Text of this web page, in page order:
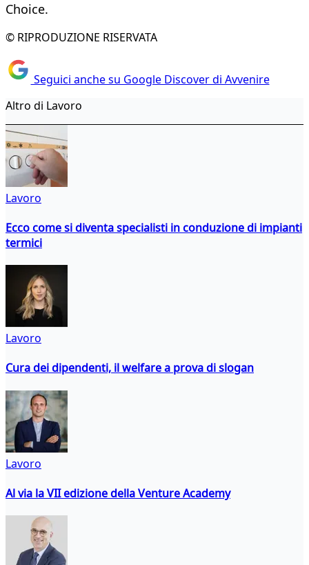
Choice.
© RIPRODUZIONE RISERVATA
Seguici anche su Google Discover di Avvenire
Altro di Lavoro
Lavoro
Ecco come si diventa specialisti in conduzione di impianti
termici
Lavoro
Cura dei dipendenti, il welfare a prova di slogan
Lavoro
Al via la VII edizione della Venture Academy